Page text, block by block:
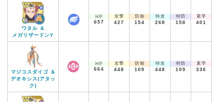
ワタル ＆
メガリザードンY
HP
657
攻撃
427
防御
154
特攻
268
特防
158
素早
401
マジコスダイゴ ＆
デオキシス(アタッ
ク)
HP
664
攻撃
448
防御
109
特攻
448
特防
109
素早
336